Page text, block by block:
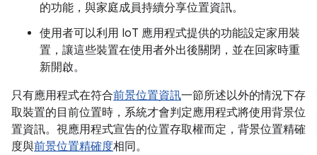
的功能，與家庭成員持續分享位置資訊。
使用者可以利用 IoT 應用程式提供的功能設定家用裝
置，讓這些裝置在使用者外出後關閉，並在回家時重
新開啟。
只有應用程式在符合前景位置資訊一節所述以外的情況下存
取裝置的目前位置時，系統才會判定應用程式將使用背景位
置資訊。視應用程式宣告的位置存取權而定，背景位置精確
度與前景位置精確度相同。